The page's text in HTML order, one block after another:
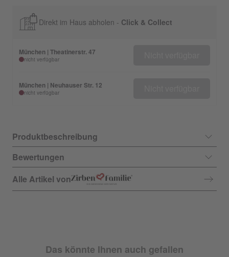
Direkt im Haus abholen - Click & Collect
München | Theatinerstr. 47
nicht verfügbar
München | Neuhauser Str. 12
nicht verfügbar
Produktbeschreibung
Bewertungen
Alle Artikel von
Das könnte Ihnen auch gefallen